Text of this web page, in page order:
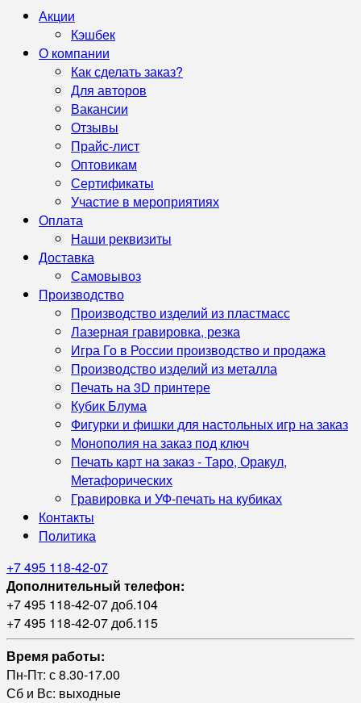
Акции
Кэшбек
О компании
Как сделать заказ?
Для авторов
Вакансии
Отзывы
Прайс-лист
Оптовикам
Сертификаты
Участие в мероприятиях
Оплата
Наши реквизиты
Доставка
Самовывоз
Производство
Производство изделий из пластмасс
Лазерная гравировка, резка
Игра Го в России производство и продажа
Производство изделий из металла
Печать на 3D принтере
Кубик Блума
Фигурки и фишки для настольных игр на заказ
Монополия на заказ под ключ
Печать карт на заказ - Таро, Оракул,
Метафорических
Гравировка и УФ‑печать на кубиках
Контакты
Политика
+7 495 118-42-07
Дополнительный телефон:
+7 495 118-42-07 доб.104
+7 495 118-42-07 доб.115
Время работы:
Пн-Пт: с 8.30-17.00
Сб и Вс: выходные